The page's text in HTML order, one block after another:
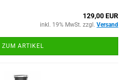
129,00 EUR
inkl. 19% MwSt. zzgl. Versand
ZUM ARTIKEL